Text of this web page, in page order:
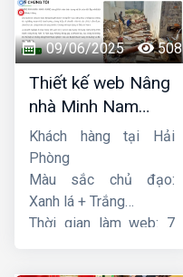
09/06/2025 508
Thiết kế web Nâng
nhà Minh Nam
Hoàng
Khách hàng tại Hải
Phòng
Màu sắc chủ đạo:
Xanh lá + Trắng
Thời gian làm web: 7